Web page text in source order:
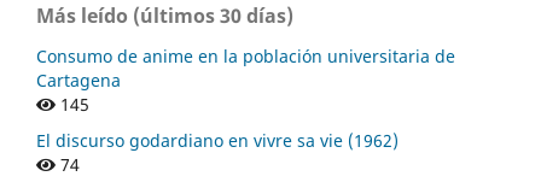
Más leído (últimos 30 días)
Consumo de anime en la población universitaria de
Cartagena
145
El discurso godardiano en vivre sa vie (1962)
74